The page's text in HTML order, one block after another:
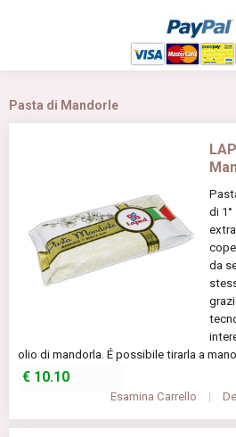
Pasta di Mandorle
di
da
olio di mandorla. É possibile tirarla a
€ 10.10
Esamina Carrello |